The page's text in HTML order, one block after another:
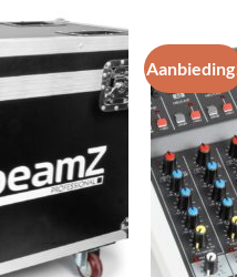
Toevoegen
wenslijst